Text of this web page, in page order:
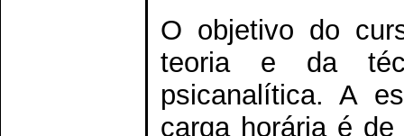
O objetivo do
teoria e da
psicanalítica. A
carga horária é